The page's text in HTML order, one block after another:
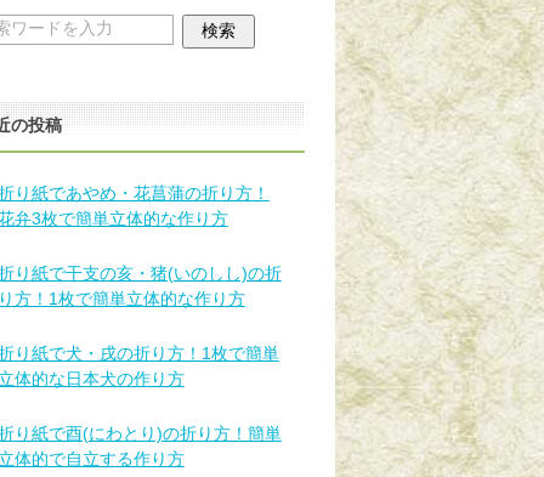
の投稿
り紙であやめ・花菖蒲の折り方！
弁3枚で簡単立体的な作り方
り紙で干支の亥・猪(いのしし)の折
方！1枚で簡単立体的な作り方
り紙で犬・戌の折り方！1枚で簡単
体的な日本犬の作り方
り紙で酉(にわとり)の折り方！簡単
体的で自立する作り方